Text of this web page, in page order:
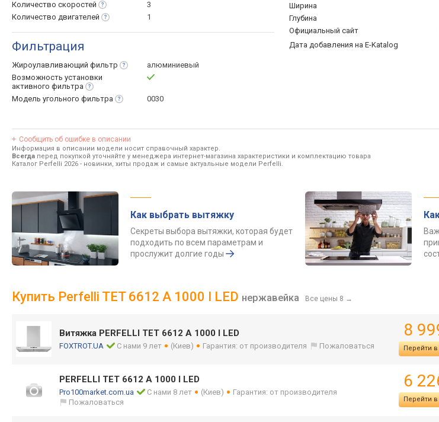
Количество скоростей
3
Количество двигателей 1
Фильтрация
Жироулавливающий фильтр
алюминиевый
Возможность установки
активного фильтра
Модель угольного фильтра 0030
Ширина
Глубина
Официальный сайт
Дата добавления на E-Katalog
Сообщить об ошибке в описании
Информация в описании модели носит справочный характер.
Всегда перед покупкой уточняйте у менеджера интернет-магазина характеристики и комплектацию товара
Каталог Perfelli 2026 - новинки, хиты продаж и самые актуальные модели Perfelli.
Как выбрать вытяжку
Секреты выбора вытяжки, которая будет
подходить по всем параметрам и
прослужит долгие годы
Купить Perfelli TET 6612 A 1000 I LED нержавейка Все цены 8 →
Витяжка PERFELLI TET 6612 A 1000 I LED
FOXTROT.UA С нами 9 лет (Киев) Гарантия: от производителя Пожаловаться
8
Перейти в
PERFELLI TET 6612 A 1000 I LED
Pro100market.com.ua С нами 8 лет (Киев)
Гарантия: от производителя
Пожаловаться
6
Перейти в